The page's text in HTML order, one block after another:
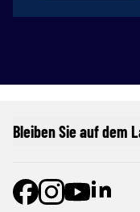
Bleiben Sie auf dem